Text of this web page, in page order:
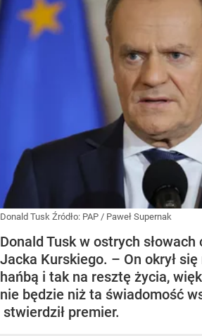
Donald Tusk Źródło: PAP / Paweł Supernak
Donald Tusk w ostrych słowach
Jacka Kurskiego. – On okrył
hańbą i tak na resztę życia,
nie będzie niż ta świadomość
stwierdził premier.